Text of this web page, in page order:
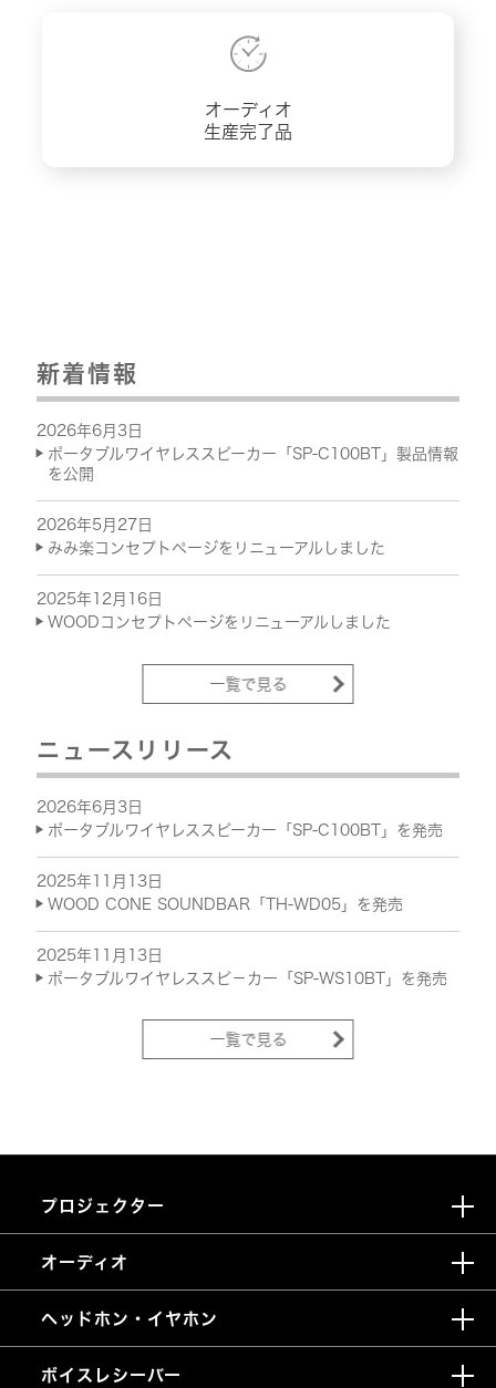
オーディオ
生産完了品
新着情報
一覧で見る
2026年6月3日
ポータブルワイヤレススピーカー「SP-C100BT」製品情報
を公開
2026年5月27日
みみ楽コンセプトページをリニューアルしました
2025年12月16日
WOODコンセプトページをリニューアルしました
ニュースリリース
一覧で見る
2026年6月3日
ポータブルワイヤレススピーカー「SP-C100BT」を発売
2025年11月13日
WOOD CONE SOUNDBAR「TH-WD05」を発売
2025年11月13日
ポータブルワイヤレススピ－カー「SP-WS10BT」を発売
プロジェクター
オーディオ
ヘッドホン・イヤホン
ボイスレシーバー